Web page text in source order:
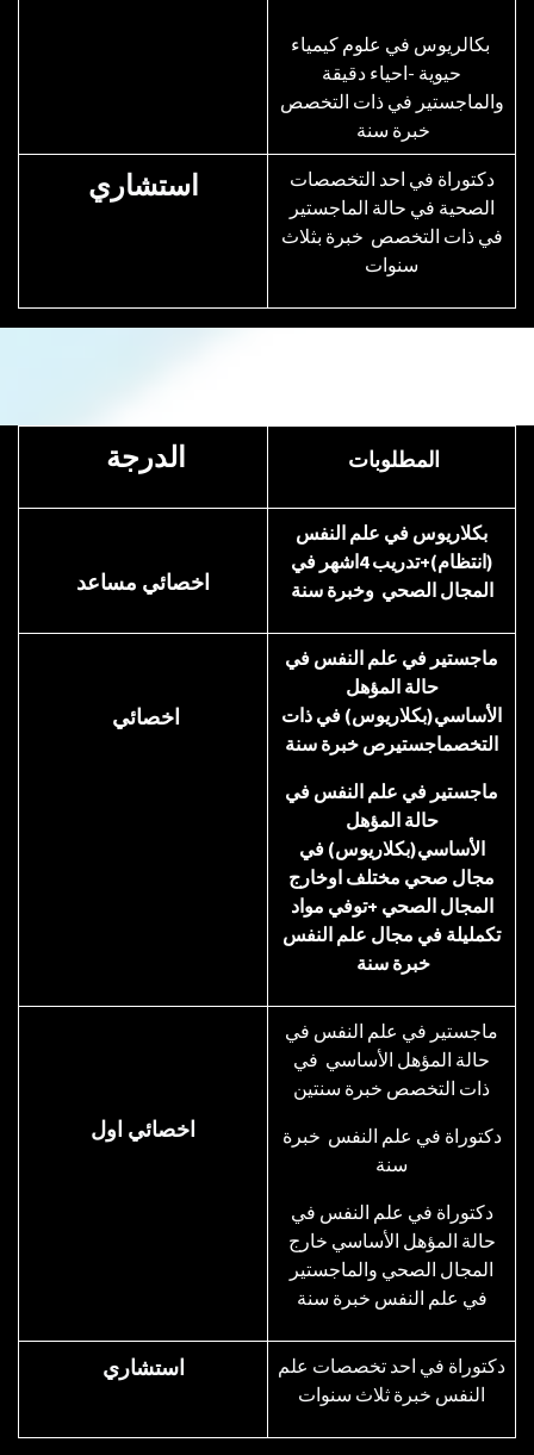
بكالريوس في علوم كيمياء
حيوية -احياء دقيقة
والماجستير في ذات التخصص
خبرة سنة
​دكتوراة في احد التخصصات
الصحية في حالة الماجستير
في ذات التخصص خبرة بثلاث
سنوات
​اس​تشاري
المطلوبات الدرجة
بكلاريوس في علم النفس
(انتظام)+تدريب 4اشهر في
المجال الصحي وخبرة سنة
اخصائي مساعد
ماجستير في علم النفس في
حالة المؤهل
الأساسي(بكلاريوس) في ذات
التخصماجستيرص خبرة سنة
ماجستير في علم النفس في
حالة المؤهل
الأساسي(بكلاريوس) في
مجال صحي مختلف اوخارج
المجال الصحي +توفي مواد
تكمليلة في مجال علم النفس
خبرة سنة
اخصائي
ماجستير في علم النفس في
حالة المؤهل الأساسي في
ذات التخصص خبرة سنتين
​دكتوراة في علم النفس خبرة
سنة
دكتوراة في علم النفس في
حالة المؤهل الأساسي خارج
المجال الصحي والماجستير
في علم النفس خبرة سنة
اخصائي اول
دكتوراة في احد تخصصات علم
النفس خبرة ثلاث سنوات
استشاري